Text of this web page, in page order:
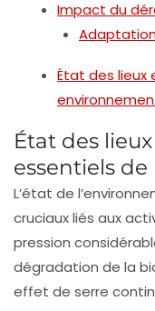
Impact du
État des lieux
État des
essentiels
L’état de
cruciaux liés aux
pression
dégradation de la
effet de serre